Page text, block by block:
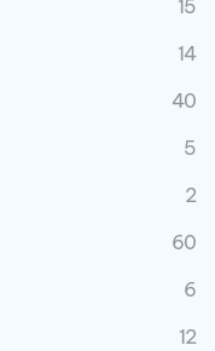
15
14
40
5
2
60
6
12